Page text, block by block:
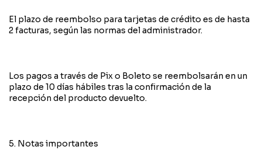
El plazo de reembolso para tarjetas de crédito es de hasta
2 facturas, según las normas del administrador.
Los pagos a través de Pix o Boleto se reembolsarán en un
plazo de 10 días hábiles tras la confirmación de la
recepción del producto devuelto.
5. Notas importantes